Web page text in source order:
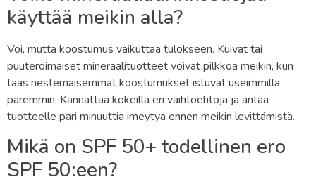
käyttää meikin alla?
Voi, mutta koostumus vaikuttaa tulokseen. Kuivat tai
puuteroimaiset mineraalituotteet voivat pilkkoa meikin, kun
taas nestemäisemmät koostumukset istuvat useimmilla
paremmin. Kannattaa kokeilla eri vaihtoehtoja ja antaa
tuotteelle pari minuuttia imeytyä ennen meikin levittämistä.
Mikä on SPF 50+ todellinen ero
SPF 50:een?